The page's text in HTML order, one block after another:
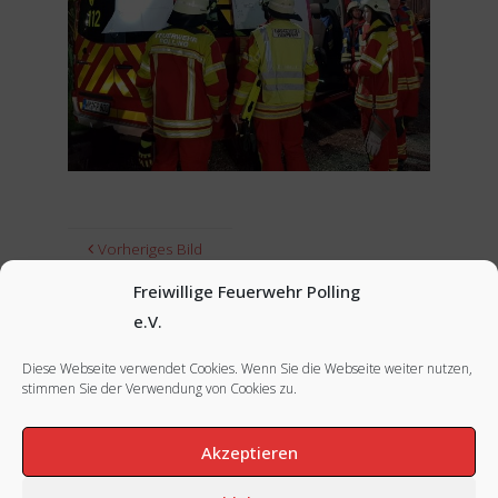
Freiwillige Feuerwehr Polling
e.V.
Diese Webseite verwendet Cookies. Wenn Sie die Webseite weiter nutzen,
stimmen Sie der Verwendung von Cookies zu.
Akzeptieren
Vorheriges Bild
Nächstes Bild